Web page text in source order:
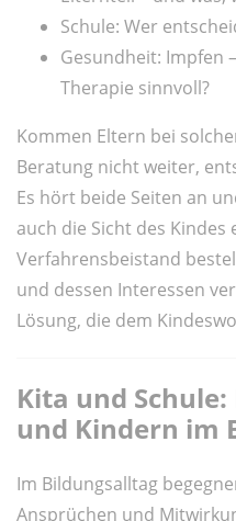
Schule: Wer
Gesundheit: Impfen
Therapie sinnvoll?
Kommen Eltern bei
Beratung nicht weiter,
Es hört beide Seiten an
auch die Sicht des Kindes
Verfahrensbeistand
und dessen Interessen
Lösung, die dem
Kita und
und Kindern im
Im Bildungsalltag
Ansprüchen und